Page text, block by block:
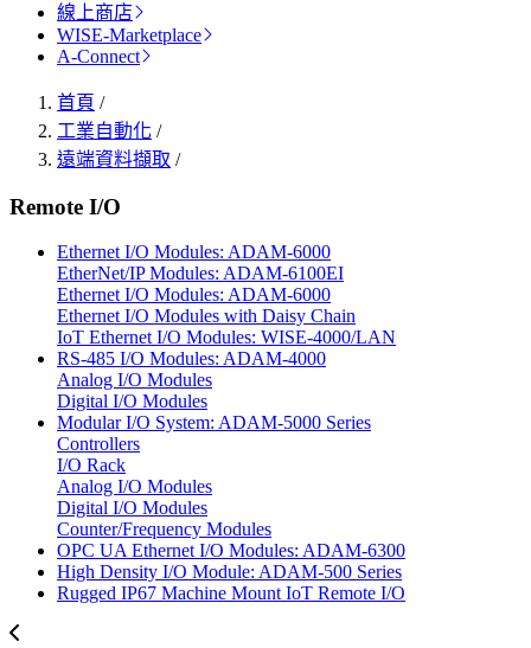
線上商店
WISE-Marketplace
A-Connect
首頁 /
工業自動化 /
遠端資料擷取 /
Remote I/O
Ethernet I/O Modules: ADAM-6000
EtherNet/IP Modules: ADAM-6100EI
Ethernet I/O Modules: ADAM-6000
Ethernet I/O Modules with Daisy Chain
IoT Ethernet I/O Modules: WISE-4000/LAN
RS-485 I/O Modules: ADAM-4000
Analog I/O Modules
Digital I/O Modules
Modular I/O System: ADAM-5000 Series
Controllers
I/O Rack
Analog I/O Modules
Digital I/O Modules
Counter/Frequency Modules
OPC UA Ethernet I/O Modules: ADAM-6300
High Density I/O Module: ADAM-500 Series
Rugged IP67 Machine Mount IoT Remote I/O